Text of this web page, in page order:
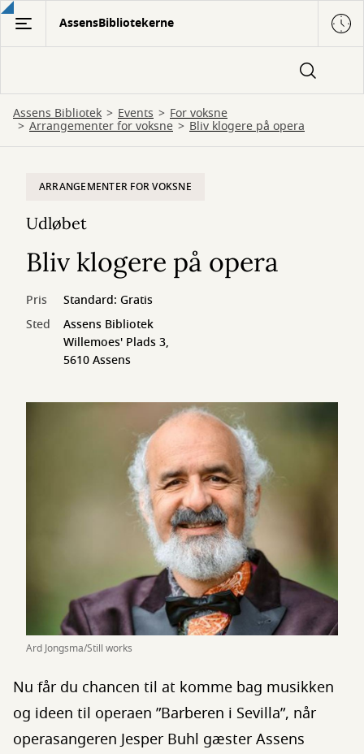
Gå
hovedindhold
AssensBibliotekerne
Assens Bibliotek Events For voksne
Arrangementer for voksne Bliv klogere på opera
Ard Jongsma/Still works
ARRANGEMENTER FOR VOKSNE
Udløbet
Bliv klogere på opera
Pris
Standard: Gratis
Sted
Assens Bibliotek
Willemoes' Plads 3,
5610 Assens
Nu får du chancen til at komme bag musikken
og ideen til operaen ”Barberen i Sevilla”, når
operasangeren Jesper Buhl gæster Assens